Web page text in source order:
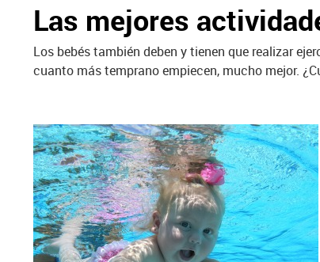
Las mejores
Los bebés también deben y tienen que realizar
cuanto más temprano empiecen, mucho mejor.